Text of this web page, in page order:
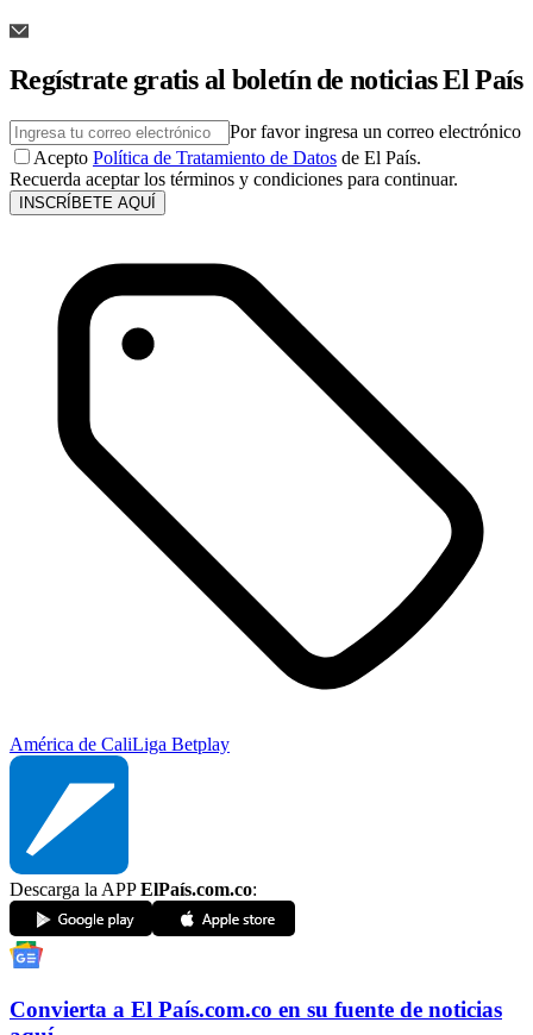
Regístrate gratis al boletín de noticias El País
Por favor ingresa un correo electrónico
Acepto Política de Tratamiento de Datos de El País.
Recuerda aceptar los términos y condiciones para continuar.
INSCRÍBETE AQUÍ
América de CaliLiga Betplay
Descarga la APPElPaís.com.co:
Convierta a El País.com.co en su fuente de noticias